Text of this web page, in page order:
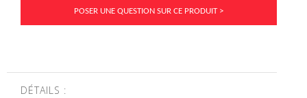
POSER UNE QUESTION SUR CE PRODUIT >
DÉTAILS :